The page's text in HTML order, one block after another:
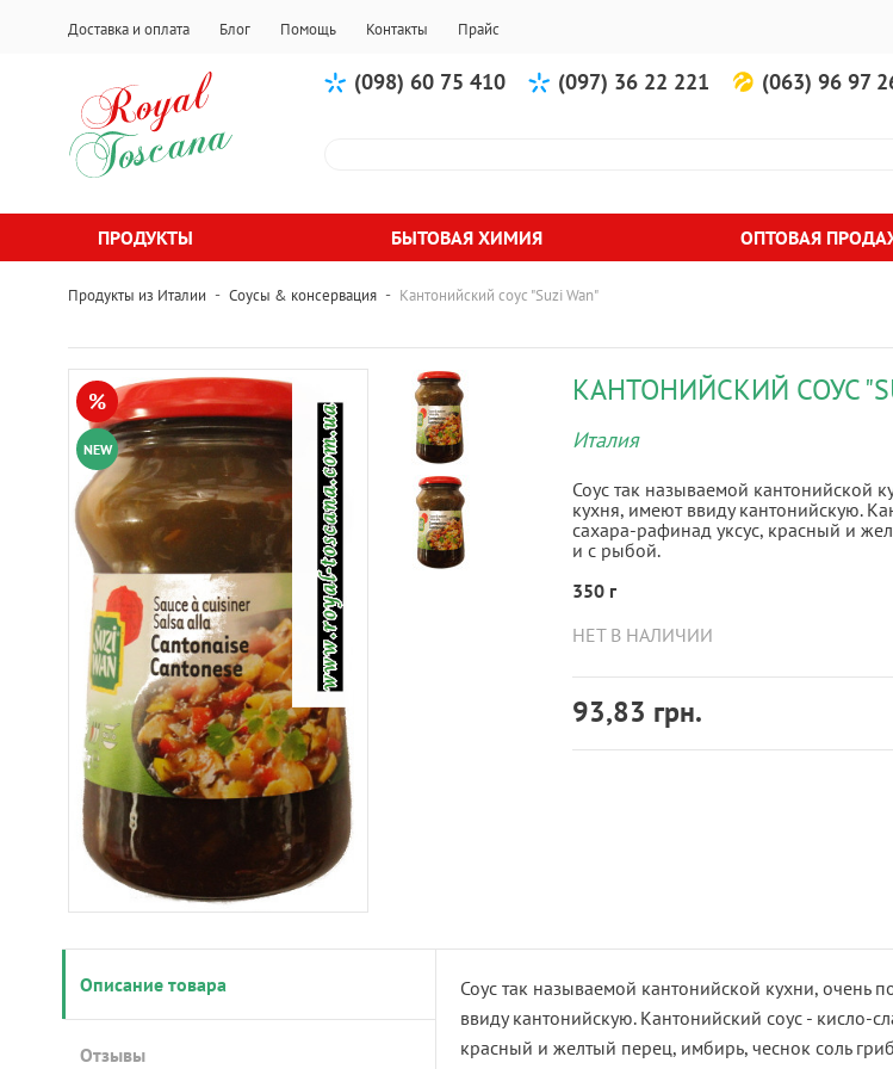
Доставка и оплата Блог Помощь Контакты Прайс
(098) 60 75 410 (097) 36 22 221 (063) 96 97
ПРОДУКТЫ БЫТОВАЯ ХИМИЯ ОПТОВАЯ
Продукты из Италии - Соусы & консервация - Кантонийский соус "Suzi Wan"
NEW
% КАНТОНИЙСКИЙ СОУС
Италия
Соус так называемой кантонийской
кухня, имеют ввиду кантонийскую.
сахара-рафинад уксус, красный и
и с рыбой.
350 г
НЕТ В НАЛИЧИИ
93,83 грн.
Описание товара
Отзывы
Соус так называемой кантонийской кухни, очень
ввиду кантонийскую. Кантонийский соус - кисло-
красный и желтый перец, имбирь, чеснок соль